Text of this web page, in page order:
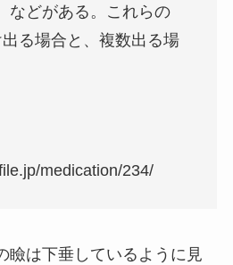
などがある。これらの
る場合と、複数出る場
medication/234/
瞼は下垂しているように見